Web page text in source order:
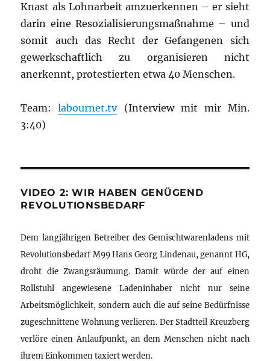
Knast als Lohnarbeit amzuerkennen – er sieht
darin eine Resozialisierungsmaßnahme – und
somit auch das Recht der Gefangenen sich
gewerkschaftlich zu organisieren nicht
anerkennt, protestierten etwa 40 Menschen.
Team:labournet.tv(Interview mit mir Min.
3:40)
VIDEO 2: WIR HABEN GENÜGEND
REVOLUTIONSBEDARF
Dem langjährigen Betreiber des Gemischtwarenladens mit
Revolutionsbedarf M99 Hans Georg Lindenau, genannt HG,
droht die Zwangsräumung. Damit würde der auf einen
Rollstuhl angewiesene Ladeninhaber nicht nur seine
Arbeitsmöglichkeit, sondern auch die auf seine Bedürfnisse
zugeschnittene Wohnung verlieren. Der Stadtteil Kreuzberg
verlöre einen Anlaufpunkt, an dem Menschen nicht nach
ihrem Einkommen taxiert werden.